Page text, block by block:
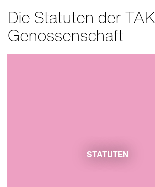
Die Statuten der TAK
Genossenschaft
STATUTEN